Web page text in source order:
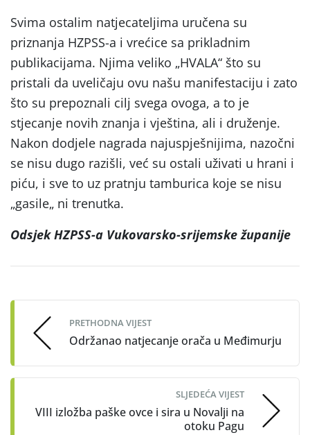
Svima ostalim natjecateljima uručena su
priznanja HZPSS-a i vrećice sa prikladnim
publikacijama. Njima veliko „HVALA“ što su
pristali da uveličaju ovu našu manifestaciju i zato
što su prepoznali cilj svega ovoga, a to je
stjecanje novih znanja i vještina, ali i druženje.
Nakon dodjele nagrada najuspješnijima, nazočni
se nisu dugo razišli, već su ostali uživati u hrani i
piću, i sve to uz pratnju tamburica koje se nisu
„gasile„ ni trenutka.
Odsjek HZPSS-a Vukovarsko-srijemske županije
navigation
PRETHODNA VIJEST
Održanao natjecanje orača u Međimurju
SLJEDEĆA VIJEST
VIII izložba paške ovce i sira u Novalji na
otoku Pagu